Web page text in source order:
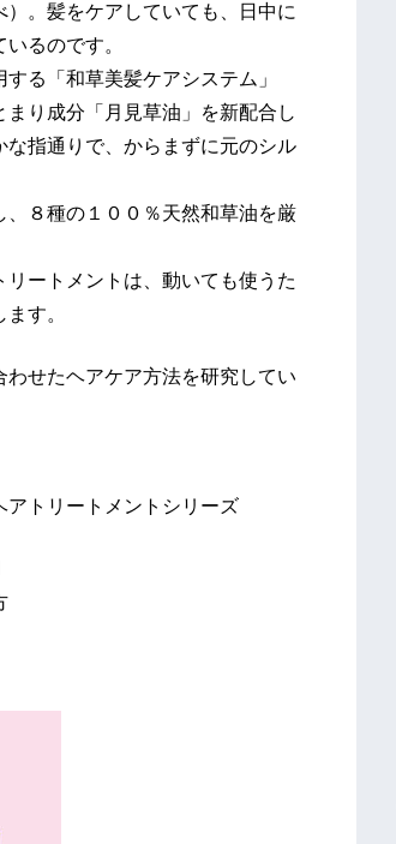
。髪をケアしていても、日中に
るのです。
る「和草美髪ケアシステム」
り成分「月見草油」を新配合し
指通りで、からまずに元のシル
８種の１００％天然和草油を厳
ートメントは、動いても使うた
す。
せたヘアケア方法を研究してい
トリートメントシリーズ